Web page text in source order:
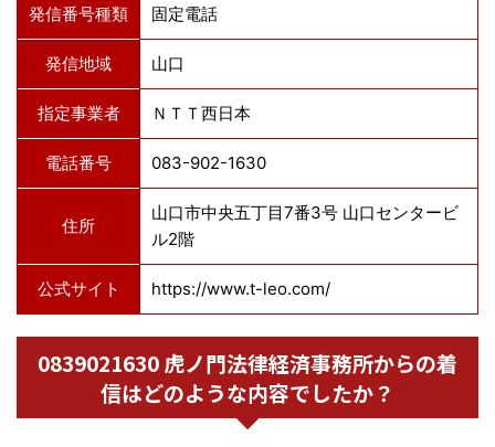
発信番号種類 固定電話
発信地域 山口
指定事業者 ＮＴＴ西日本
電話番号 083-902-1630
住所
山口市中央五丁目7番3号 山口センタービ
ル2階
公式サイト https://www.t-leo.com/
0839021630 虎ノ門法律経済事務所からの着
信はどのような内容でしたか？